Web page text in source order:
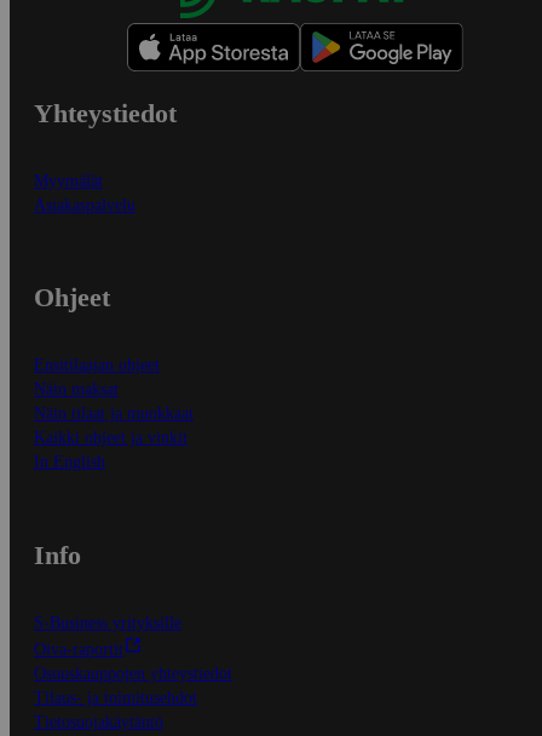
Yhteystiedot
Myymälät
Asiakaspalvelu
Ohjeet
Ensitilaajan ohjeet
Näin maksat
Näin tilaat ja muokkaat
Kaikki ohjeet ja vinkit
In English
Info
S-Business yrityksille
Oiva-raportit
Osuuskauppojen yhteystiedot
Tilaus- ja toimitusehdot
Tietosuojakäytäntö